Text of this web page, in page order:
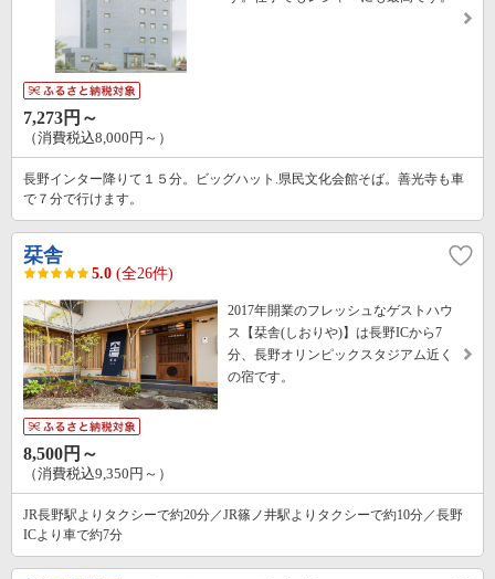
7,273円～
（消費税込8,000円～）
長野インター降りて１５分。ビッグハット.県民文化会館そば。善光寺も車
で７分で行けます。
栞舎
5.0 (全26件)
2017年開業のフレッシュなゲストハウ
ス【栞舎(しおりや)】は長野ICから7
分、長野オリンピックスタジアム近く
の宿です。
8,500円～
（消費税込9,350円～）
JR長野駅よりタクシーで約20分／JR篠ノ井駅よりタクシーで約10分／長野
ICより車で約7分